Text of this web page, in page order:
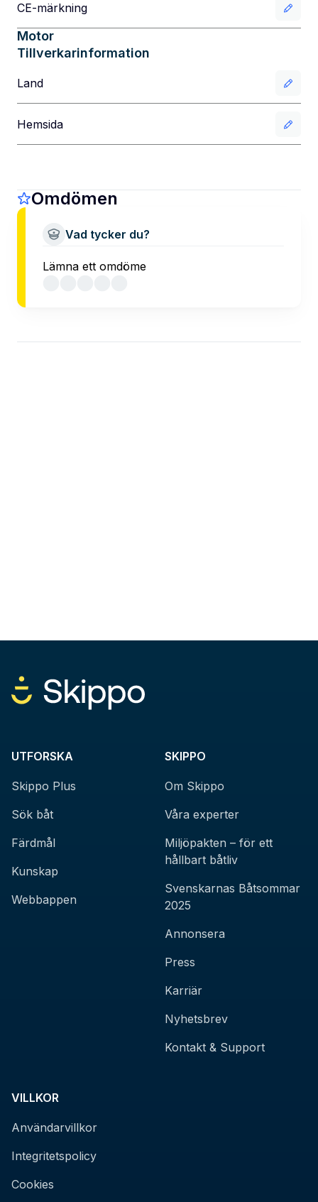
CE-märkning
Motor
Tillverkarinformation
Land
Hemsida
Omdömen
Vad tycker du?
Lämna ett omdöme
UTFORSKA
Skippo Plus
Sök båt
Färdmål
Kunskap
Webbappen
SKIPPO
Om Skippo
Våra experter
Miljöpakten – för ett
hållbart båtliv
Svenskarnas Båtsommar
2025
Annonsera
Press
Karriär
Nyhetsbrev
Kontakt & Support
VILLKOR
Användarvillkor
Integritetspolicy
Cookies